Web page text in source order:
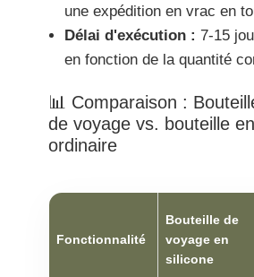
une expédition en vrac en
Délai d'exécution : 7-15
en fonction de la quantité
📊 Comparaison :
de voyage vs. bouteille
ordinaire
Fonctionnalité
Bouteille de
voyage en
silicone